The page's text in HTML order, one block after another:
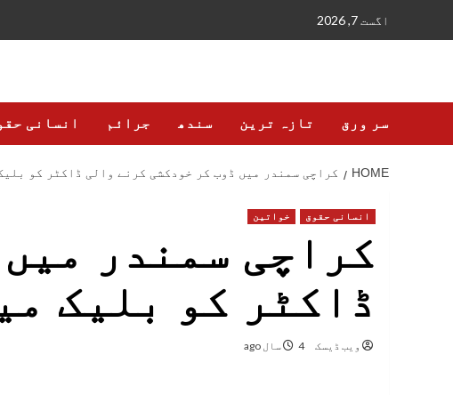
اگست 7, 2026
سر ورق تازہ ترین سندھ جرائم انسانی
HOME کراچی سمندر میں ڈوب کر خودکشی کرنے والی ڈاکٹر کو
انسانی حقوق خواتین
کراچی سمندر
ڈاکٹر کو بلیک
ویب ڈیسک 4 سال ago